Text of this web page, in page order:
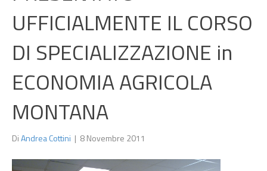
UFFICIALMENTE IL CORSO
DI SPECIALIZZAZIONE in
ECONOMIA AGRICOLA
MONTANA
DiAndrea Cottini | 8 Novembre 2011